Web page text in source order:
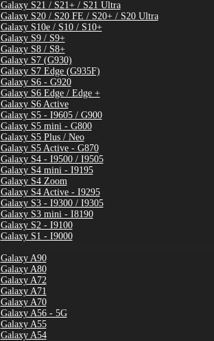
Galaxy S21 / S21+ / S21 Ultra
Galaxy S20 / S20 FE / S20+ / S20 Ultra
Galaxy S10e / S10 / S10+
Galaxy S9 / S9+
Galaxy S8 / S8+
Galaxy S7 (G930)
Galaxy S7 Edge (G935F)
Galaxy S6 - G920
Galaxy S6 Edge / Edge +
Galaxy S6 Active
Galaxy S5 - I9605 / G900
Galaxy S5 mini - G800
Galaxy S5 Plus / Neo
Galaxy S5 Active - G870
Galaxy S4 - I9500 / I9505
Galaxy S4 mini - I9195
Galaxy S4 Zoom
Galaxy S4 Active - I9295
Galaxy S3 - I9300 / I9305
Galaxy S3 mini - I8190
Galaxy S2 - I9100
Galaxy S1 - I9000
Galaxy A90
Galaxy A80
Galaxy A72
Galaxy A71
Galaxy A70
Galaxy A56 - 5G
Galaxy A55
Galaxy A54